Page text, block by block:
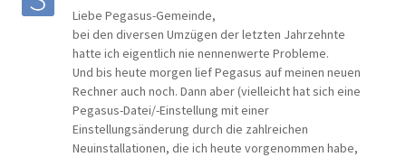
Liebe Pegasus-Gemeinde,
bei den diversen Umzügen der letzten Jahrzehnte
hatte ich eigentlich nie nennenwerte Probleme.
Und bis heute morgen lief Pegasus auf meinen neuen
Rechner auch noch. Dann aber (vielleicht hat sich eine
Pegasus-Datei/-Einstellung mit einer
Einstellungsänderung durch die zahlreichen
Neuinstallationen, die ich heute vorgenommen habe,